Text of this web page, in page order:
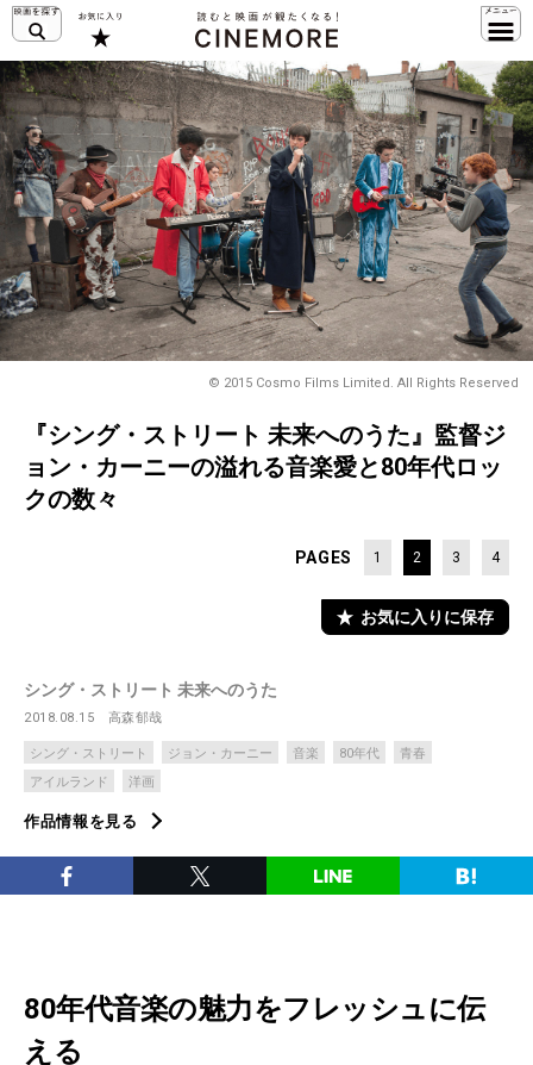
© 2015 Cosmo Films Limited. All Rights Reserved
『シング・ストリート 未来へのうた』監督ジ
ョン・カーニーの溢れる音楽愛と80年代ロッ
クの数々
PAGES 1 2 3 4
お気に入りに保存
シング・ストリート 未来へのうた
2018.08.15 高森郁哉
シング・ストリート ジョン・カーニー 音楽 80年代
青春
アイルランド
洋画
作品情報を見る
80年代音楽の魅力をフレッシュに伝
える